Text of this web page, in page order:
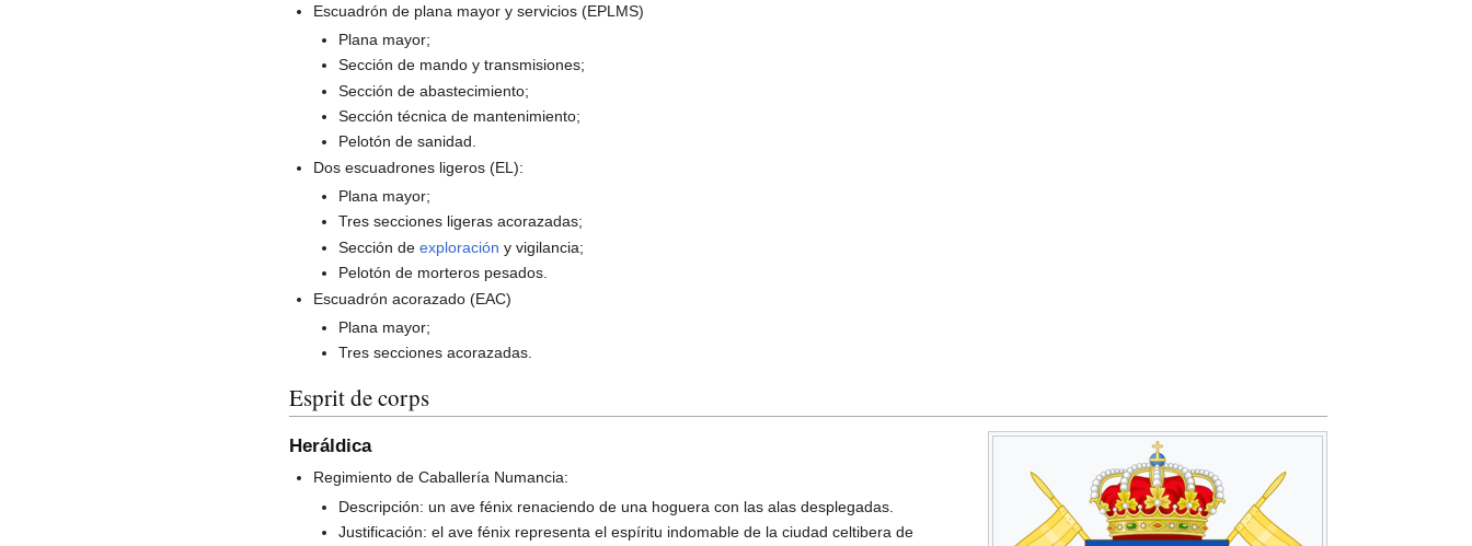
Escuadrón de plana mayor y servicios (EPLMS)
Plana mayor;
Sección de mando y transmisiones;
Sección de abastecimiento;
Sección técnica de mantenimiento;
Pelotón de sanidad.
Dos escuadrones ligeros (EL):
Plana mayor;
Tres secciones ligeras acorazadas;
Sección de exploración y vigilancia;
Pelotón de morteros pesados.
Escuadrón acorazado (EAC)
Plana mayor;
Tres secciones acorazadas.
Esprit de corps
Heráldica
Regimiento de Caballería Numancia:
Descripción: un ave fénix renaciendo de una hoguera con las alas desplegadas.
Justificación: el ave fénix representa el espíritu indomable de la ciudad celtibera de